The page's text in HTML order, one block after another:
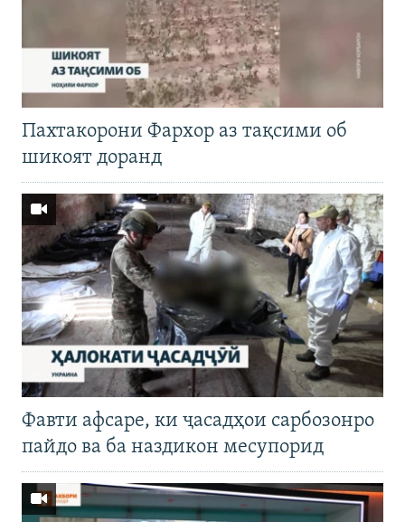
Пахтакорони Фархор аз тақсими об
шикоят доранд
Фавти афсаре, ки ҷасадҳои сарбозонро
пайдо ва ба наздикон месупорид